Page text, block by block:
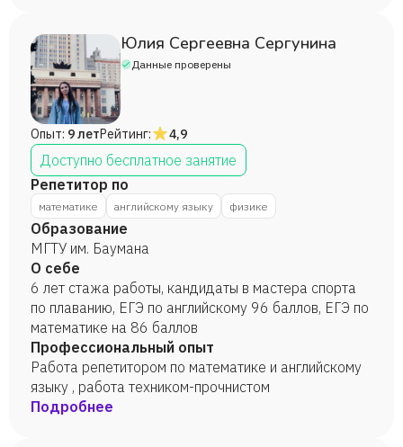
Юлия Сергеевна Сергунина
Данные проверены
Опыт: 9 летРейтинг: 4,9
Доступно бесплатное занятие
Репетитор по
математике английскому языку физике
Образование
МГТУ им. Баумана
О себе
6 лет стажа работы, кандидаты в мастера спорта
по плаванию, ЕГЭ по английскому 96 баллов, ЕГЭ по
математике на 86 баллов
Профессиональный опыт
Работа репетитором по математике и английскому
языку , работа техником-прочнистом
Подробнее